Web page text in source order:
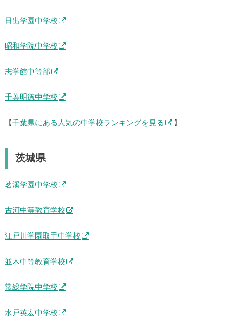
日出学園中学校
昭和学院中学校
志学館中等部
千葉明徳中学校
【 千葉県にある人気の中学校ランキングを見る 】
茨城県
茗溪学園中学校
古河中等教育学校
江戸川学園取手中学校
並木中等教育学校
常総学院中学校
水戸英宏中学校